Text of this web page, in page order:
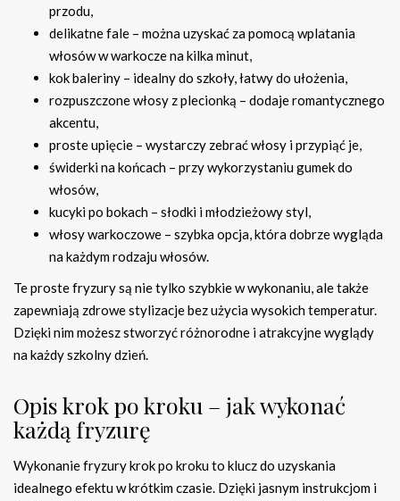
przodu,
delikatne fale – można uzyskać za pomocą wplatania
włosów w warkocze na kilka minut,
kok baleriny – idealny do szkoły, łatwy do ułożenia,
rozpuszczone włosy z plecionką – dodaje romantycznego
akcentu,
proste upięcie – wystarczy zebrać włosy i przypiąć je,
świderki na końcach – przy wykorzystaniu gumek do
włosów,
kucyki po bokach – słodki i młodzieżowy styl,
włosy warkoczowe – szybka opcja, która dobrze wygląda
na każdym rodzaju włosów.
Te proste fryzury są nie tylko szybkie w wykonaniu, ale także
zapewniają zdrowe stylizacje bez użycia wysokich temperatur.
Dzięki nim możesz stworzyć różnorodne i atrakcyjne wyglądy
na każdy szkolny dzień.
Opis krok po kroku – jak wykonać
każdą fryzurę
Wykonanie fryzury krok po kroku to klucz do uzyskania
idealnego efektu w krótkim czasie. Dzięki jasnym instrukcjom i